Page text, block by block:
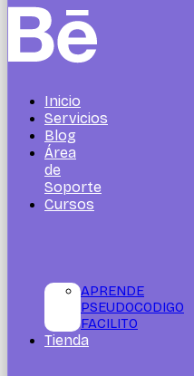
Inicio
Servicios
Blog
Área
de
Soporte
Cursos
APRENDE
PSEUDOCODIGO
FACILITO
Tienda